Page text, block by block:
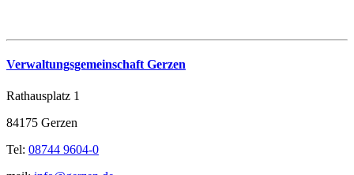
Verwaltungsgemeinschaft Gerzen
Rathausplatz 1
84175 Gerzen
Tel: 08744 9604-0